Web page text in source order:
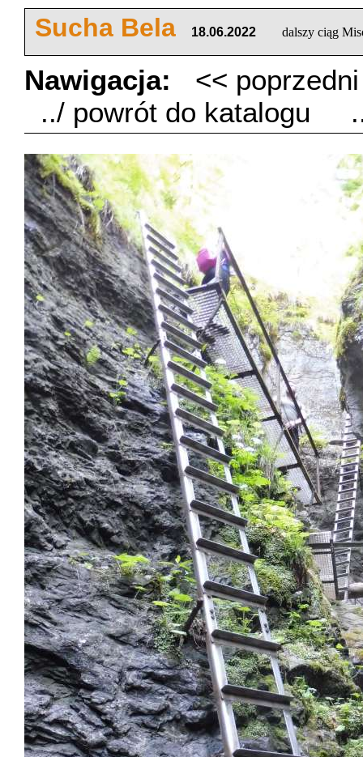
Sucha Bela 18.06.2022 dalszy ciąg
Nawigacja:
<<
../ powrót do katalogu